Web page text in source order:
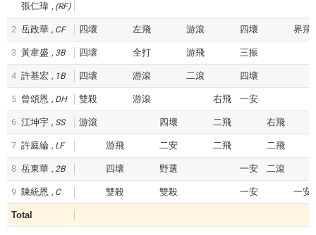
張仁瑋 (RF)
2 岳政華 CF 四壞 左飛 游滾 四壞 界飛
3 黃韋盛 3B 四壞 全打 游飛 三振
4 許基宏 1B 四壞 游滾 二滾 四壞
5 曾頌恩 DH 雙殺 游滾 右飛 一安
6 江坤宇 SS 游滾 四壞 二飛 右飛
7 許庭綸 LF 游飛 二安 二飛 二飛
8 岳東華 2B 四壞 野選 一安 二滾
9 陳統恩 C 雙殺 雙殺 一安 一安
Total